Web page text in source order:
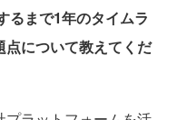
るまで1年のタイムラ
について教えてくだ